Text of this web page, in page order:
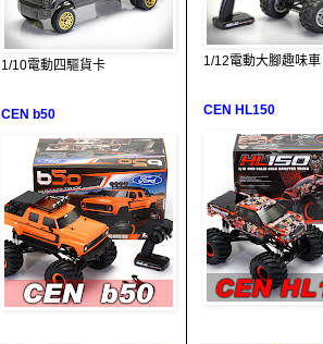
1/10電動四驅貨卡
CEN b50
1/12電動大腳趣味車
CEN HL150